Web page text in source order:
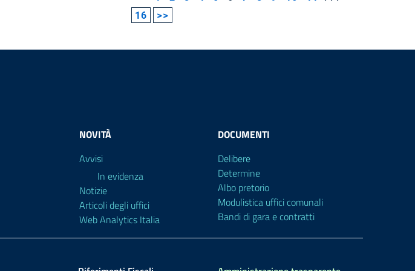
16
>>
NOVITÀ
Avvisi
In evidenza
Notizie
Articoli degli uffici
Web Analytics Italia
DOCUMENTI
Delibere
Determine
Albo pretorio
Modulistica uffici comunali
Bandi di gara e contratti